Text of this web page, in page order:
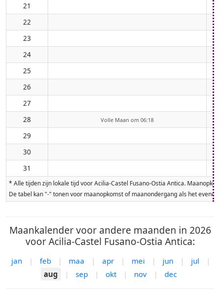
21
22
23
24
25
26
27
28
Volle Maan om 06:18
29
30
31
* Alle tijden zijn lokale tijd voor Acilia-Castel Fusano-Ostia Antica.
De tabel kan "-" tonen voor maanopkomst of maanondergang als het
Maankalender voor andere maanden in 2026
voor Acilia-Castel Fusano-Ostia Antica:
jan | feb | maa | apr | mei | jun | jul
|
aug
| sep | okt | nov | dec